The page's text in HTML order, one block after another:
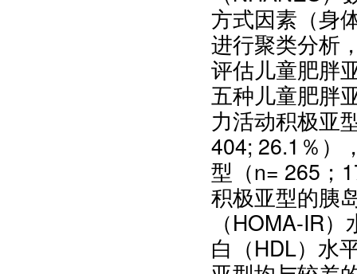
方式因素（身
进行聚类分析
评估儿童肥胖
五种儿童肥胖
力活动积极亚
404; 26.1％）
型（n= 265；
积极亚型的胰
（HOMA-IR
白（HDL）水